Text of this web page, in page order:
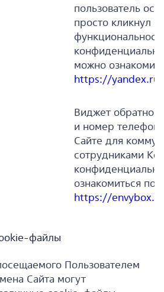
пользователь
просто кликнул
можно
https://
Виджет обратной
и номер
Сайте для
сотрудниками
ознакомиться по
https://
файлы
Пользователем
Сайта могут